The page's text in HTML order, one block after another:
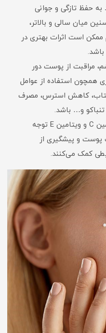
به حفظ تازگی و جوانی
میان سالی و بالاتر،
است اثرات بهتری در
مراقبت از پوست دور
همچون استفاده از عوامل
کاهش استرس، مصرف
و… باشد.
به مصرف غذاهای غنی از ویتامین C و ویتامین E توجه
پوست و پیشگیری از
کمک می‌کنند.